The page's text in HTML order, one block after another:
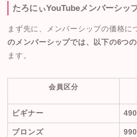
たろにぃYouTubeメンバーシッ
まず先に、メンバーシップの価格に
のメンバーシップでは、以下の6つ
ます。
会員区分
ビギナー
ブロンズ